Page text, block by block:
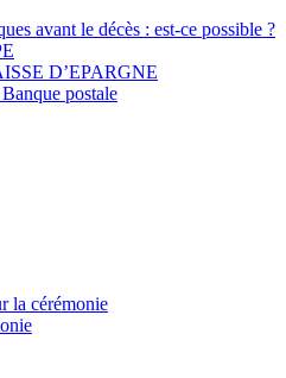
avant le décès : est-ce possible ?
D’EPARGNE
postale
la cérémonie